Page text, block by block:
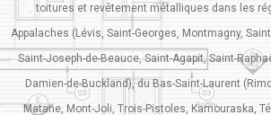
toitures et revêtement métalliques dans les
Appalaches (Lévis, Saint-Georges, Montmagny,
Saint-Joseph-de-Beauce, Saint-Agapit, Saint-
Damien-de-Buckland), du Bas-Saint-Laurent
Matane, Mont-Joli, Trois-Pistoles, Kamouraska,